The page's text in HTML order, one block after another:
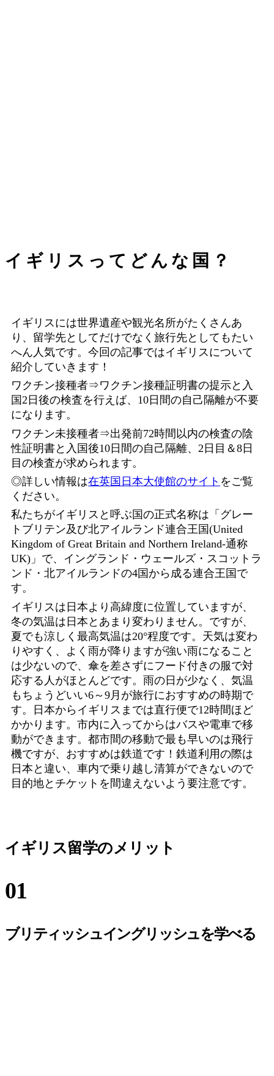
イギリスってどんな国？
イギリスには世界遺産や観光名所がたくさんあ
り、留学先としてだけでなく旅行先としてもたい
へん人気です。今回の記事ではイギリスについて
紹介していきます！
ワクチン接種者⇒ワクチン接種証明書の提示と入
国2日後の検査を行えば、10日間の自己隔離が不要
になります。
ワクチン未接種者⇒出発前72時間以内の検査の陰
性証明書と入国後10日間の自己隔離、2日目＆8日
目の検査が求められます。
◎詳しい情報は在英国日本大使館のサイト をご覧
ください。
私たちがイギリスと呼ぶ国の正式名称は「グレー
トブリテン及び北アイルランド連合王国(United
Kingdom of Great Britain and Northern Ireland-通称
UK)」で、イングランド・ウェールズ・スコットラ
ンド・北アイルランドの4国から成る連合王国で
す。
イギリスは日本より高緯度に位置していますが、
冬の気温は日本とあまり変わりません。ですが、
夏でも涼しく最高気温は20°程度です。天気は変わ
りやすく、よく雨が降りますが強い雨になること
は少ないので、傘を差さずにフード付きの服で対
応する人がほとんどです。雨の日が少なく、気温
もちょうどいい6～9月が旅行におすすめの時期で
す。日本からイギリスまでは直行便で12時間ほど
かかります。市内に入ってからはバスや電車で移
動ができます。都市間の移動で最も早いのは飛行
機ですが、おすすめは鉄道です！鉄道利用の際は
日本と違い、車内で乗り越し清算ができないので
目的地とチケットを間違えないよう要注意です。
イギリス留学のメリット
01
ブリティッシュイングリッシュを学べる